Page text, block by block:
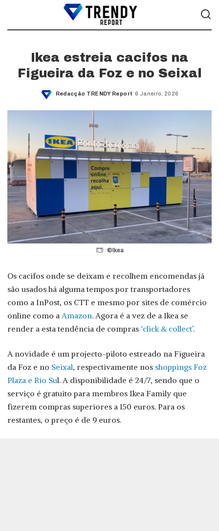
Ikea estreia cacifos na
Figueira da Foz e no Seixal
Posted
Redacção TRENDY Report 6 Janeiro, 2026
©Ikea
Os cacifos onde se deixam e recolhem encomendas já
são usados há alguma tempos por transportadores
como a InPost, os CTT e mesmo por sites de comércio
online como a Amazon. Agora é a vez de a Ikea se
render a esta tendência de compras ‘click & collect’.
A novidade é um projecto-piloto estreado na Figueira
da Foz e no Seixal, respectivamente nos shoppings Foz
Plaza e Rio Sul. A disponibilidade é 24/7, sendo que o
serviço é gratuito para membros Ikea Family que
fizerem compras superiores a 150 euros. Para os
restantes, o preço é de 9 euros.